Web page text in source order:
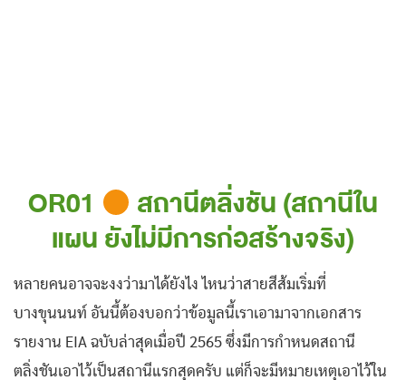
OR01 สถานีตลิ่งชัน (สถานีใน
แผน ยังไม่มีการก่อสร้างจริง)
หลายคนอาจจะงงว่ามาได้ยังไง ไหนว่าสายสีส้มเริ่มที่
บางขุนนนท์ อันนี้ต้องบอกว่าข้อมูลนี้เราเอามาจากเอกสาร
รายงาน EIA ฉบับล่าสุดเมื่อปี 2565 ซึ่งมีการกำหนดสถานี
ตลิ่งชันเอาไว้เป็นสถานีแรกสุดครับ แต่ก็จะมีหมายเหตุเอาไว้ใน